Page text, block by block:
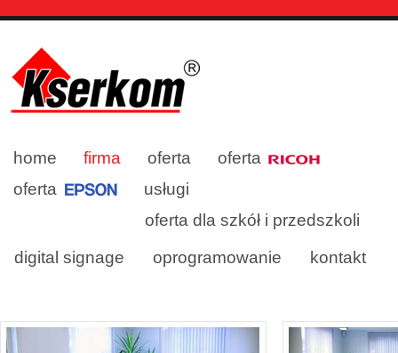
home firma oferta
oferta
oferta
usługi
oferta dla szkół i przedszkoli
digital signage
oprogramowanie kontakt